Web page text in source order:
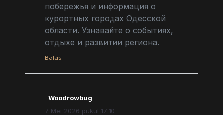
побережья и информация о
курортных городах Одесской
области. Узнавайте о событиях,
отдыхе и развитии региона.
Balas
Woodrowbug
7 Mei 2026 pukul 17:10